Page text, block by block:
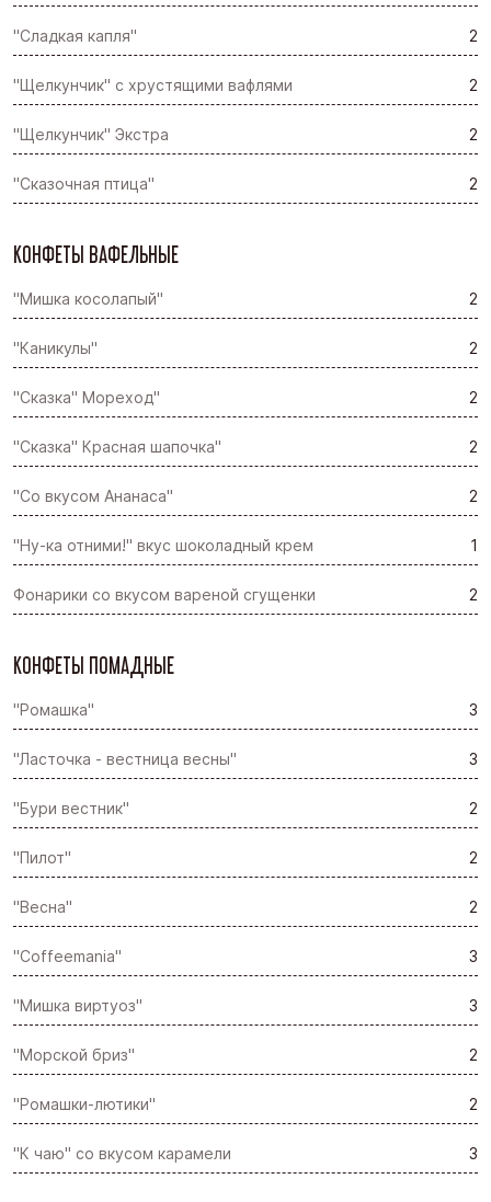
"Сладкая капля" 2
"Щелкунчик" с хрустящими вафлями 2
"Щелкунчик" Экстра 2
"Сказочная птица" 2
КОНФЕТЫ ВАФЕЛЬНЫЕ
"Мишка косолапый" 2
"Каникулы" 2
"Сказка" Мореход" 2
"Сказка" Красная шапочка" 2
"Со вкусом Ананаса" 2
"Ну-ка отними!" вкус шоколадный крем 1
Фонарики со вкусом вареной сгущенки 2
КОНФЕТЫ ПОМАДНЫЕ
"Ромашка" 3
"Ласточка - вестница весны" 3
"Бури вестник" 2
"Пилот" 2
"Весна" 2
"Coffeemania" 3
"Мишка виртуоз" 3
"Морской бриз" 2
"Ромашки-лютики" 2
"К чаю" со вкусом карамели 3